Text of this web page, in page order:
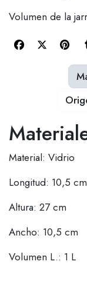
Volumen de la
Material: Vidrio
Longitud: 10,5 cm
Altura: 27 cm
Ancho: 10,5 cm
Volumen L.: 1 L